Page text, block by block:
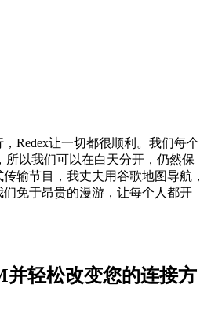
Redex让一切都很顺利。我们每个
所以我们可以在白天分开，仍然保
输节目，我丈夫用谷歌地图导航，
免于昂贵的漫游，让每个人都开
并轻松改变您的连接方